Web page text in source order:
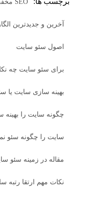
آخرین و جدیدترین
اصول سئو سایت
برای سئو سایت چه
بهینه سازی سایت یا
چگونه سایت را بهینه
سایت را چگونه سئو
مقاله در زمینه سئو
نکات مهم ارتقا رتبه